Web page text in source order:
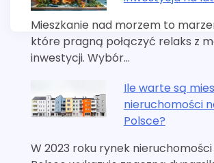
Mieszkanie nad morzem to
które pragną połączyć relaks z
inwestycji. Wybór…
Ile warte są
nieruchomości
Polsce?
W 2023 roku rynek